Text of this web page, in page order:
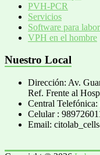
PVH-PCR
Servicios
Software para
VPH en el hombre
Nuestro Local
Dirección: Av.
Ref. Frente al
Central
Celular :
Email: